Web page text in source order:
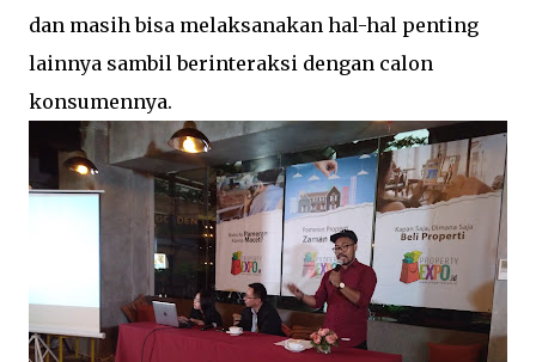
dan masih bisa melaksanakan hal-hal penting
lainnya sambil berinteraksi dengan calon
konsumennya.